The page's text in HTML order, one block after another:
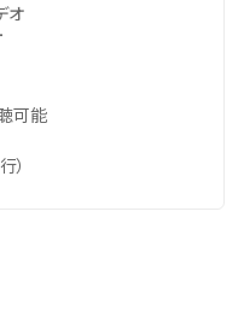
オ
可能
）